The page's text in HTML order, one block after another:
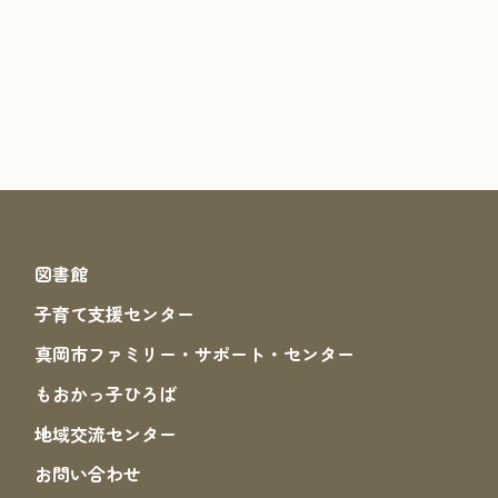
図書館
子育て支援センター
真岡市ファミリー・サポート・センター
もおかっ子ひろば
地域交流センター
お問い合わせ